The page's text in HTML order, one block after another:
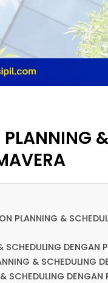
PLANNING
PLANNING &
DENGAN
& SCHEDULING
SCHEDULING DENGAN